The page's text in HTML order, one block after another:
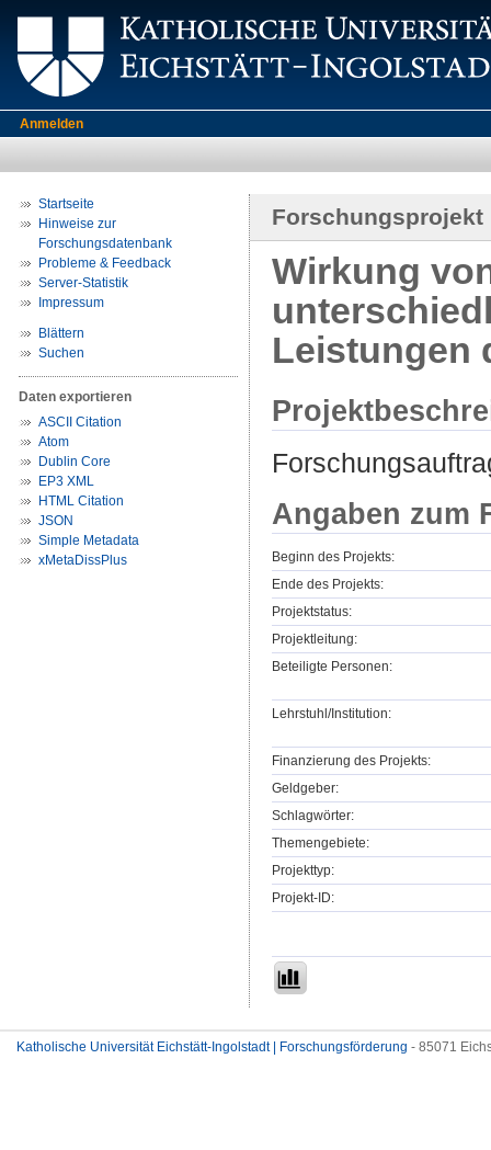
Anmelden
Startseite
Hinweise zur
Forschungsdatenbank
Probleme & Feedback
Server-Statistik
Impressum
Blättern
Suchen
Daten exportieren
ASCII Citation
Atom
Dublin Core
EP3 XML
HTML Citation
JSON
Simple Metadata
xMetaDissPlus
Forschungsprojekt
Wirkung
Leistungen
Angaben zum
Beginn des Projekts:
Ende des Projekts:
Projektstatus:
Projektleitung:
Beteiligte Personen:
Lehrstuhl/Institution:
Finanzierung des Projekts:
Geldgeber:
Schlagwörter:
Themengebiete:
Projekttyp:
Projekt-ID:
Katholische Universität Eichstätt-Ingolstadt | Forschungsförderung - 85071